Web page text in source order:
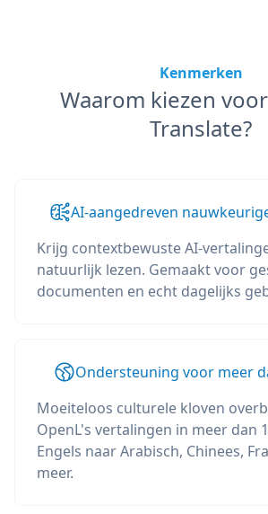
Kenmerken
Waarom kiezen
Translate?
AI-aangedreven
Krijg contextbewuste AI-
natuurlijk lezen. Gemaakt voor
documenten en echt dagelijks
Ondersteuning voor meer
Moeiteloos culturele kloven
OpenL's vertalingen in meer dan
Engels naar Arabisch, Chinees,
meer.